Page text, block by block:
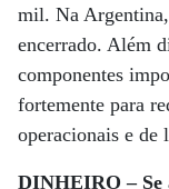
mil. Na
encerrado. Além
componentes
fortemente para
operacionais e de
DINHEIRO – Se